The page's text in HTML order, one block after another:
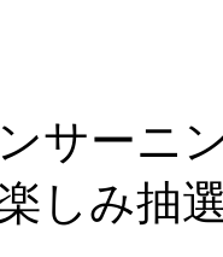
サーニ
しみ抽